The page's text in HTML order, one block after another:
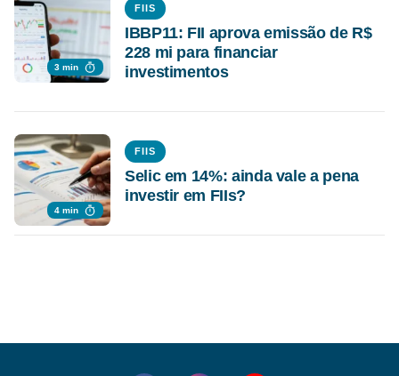
3 min
FIIS
IBBP11: FII aprova emissão de R$
228 mi para financiar
investimentos
4 min
FIIS
Selic em 14%: ainda vale a pena
investir em FIIs?